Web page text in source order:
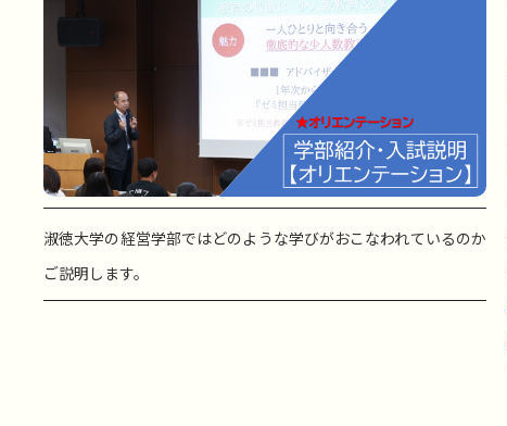
淑徳大学の経営学部ではどのような学びがおこなわれているのか
ご説明します。